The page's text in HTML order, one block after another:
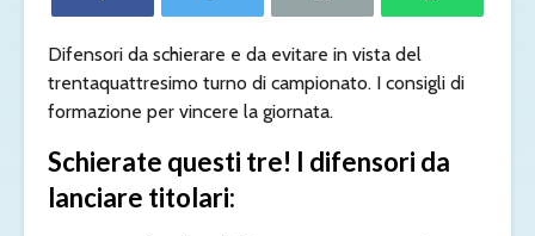
Difensori da schierare e da evitare in vista del
trentaquattresimo turno di campionato. I consigli di
formazione per vincere la giornata.
Schierate questi tre! I difensori da
lanciare titolari: